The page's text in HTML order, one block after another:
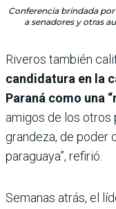
Conferencia brindada
a senadores y otras
Riveros también
candidatura en la
Paraná como una
amigos de los otros
grandeza, de poder
paraguaya”, refirió.
Semanas atrás, el